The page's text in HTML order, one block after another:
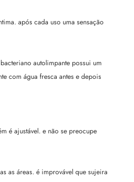
após cada uso uma sensação
autolimpante possui um
com água fresca antes e depois
é ajustável. e não se preocupe
as áreas. é improvável que sujeira